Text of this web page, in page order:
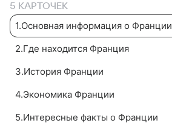
5 КАРТОЧЕК
1.Основная информация о Франции
2.Где находится Франция
3.История Франции
4.Экономика Франции
5.Интересные факты о Франции